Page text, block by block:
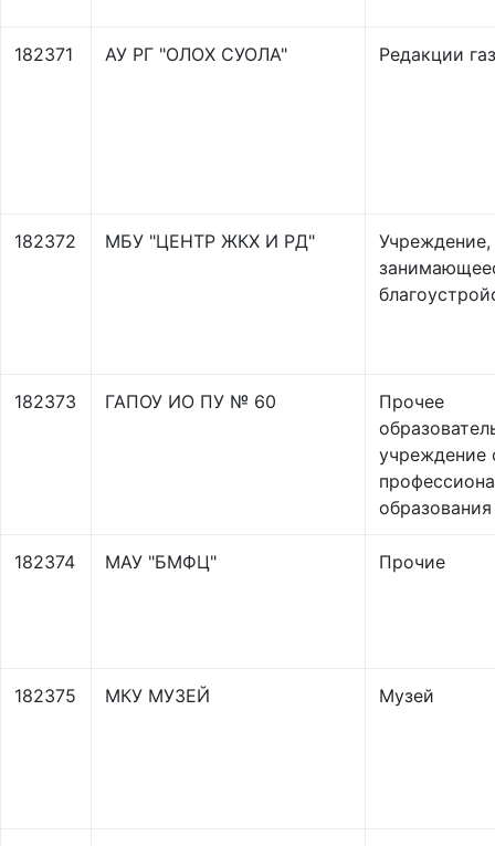
182371 АУ РГ "ОЛОХ СУОЛА" Редакции
182372 МБУ "ЦЕНТР ЖКХ И РД"
Учреждение,
182373 ГАПОУ ИО ПУ № 60
Прочее
учреждение
образования
182374 МАУ "БМФЦ" Прочие
182375 МКУ МУЗЕЙ Музей